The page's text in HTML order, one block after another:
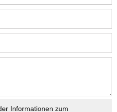
Informationen zum